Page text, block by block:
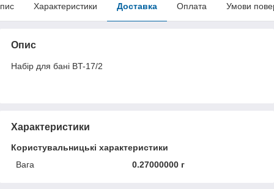
Характеристики Доставка Оплата Умови
Опис
Набір для бані BT-17/2
Характеристики
Користувальницькі характеристики
Вага
0.27000000 г